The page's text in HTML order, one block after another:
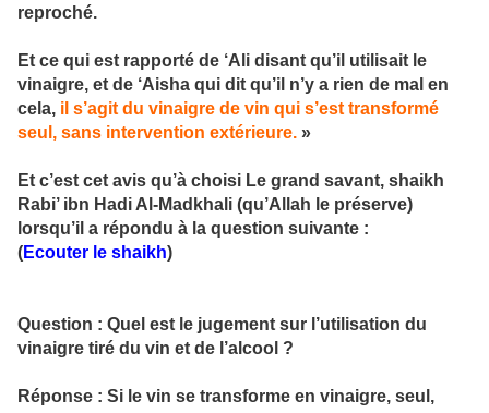
reproché.
Et ce qui est rapporté de ‘Ali disant qu’il utilisait le
vinaigre, et de ‘Aisha qui dit qu’il n’y a rien de mal en
cela, il s’agit du vinaigre de vin qui s’est transformé
seul, sans intervention extérieure. »
Et c’est cet avis qu’à choisi Le grand savant, shaikh
Rabi’ ibn Hadi Al-Madkhali (qu’Allah le préserve)
lorsqu’il a répondu à la question suivante :
(Ecouter le shaikh)
Question : Quel est le jugement sur l’utilisation du
vinaigre tiré du vin et de l’alcool ?
Réponse : Si le vin se transforme en vinaigre, seul,